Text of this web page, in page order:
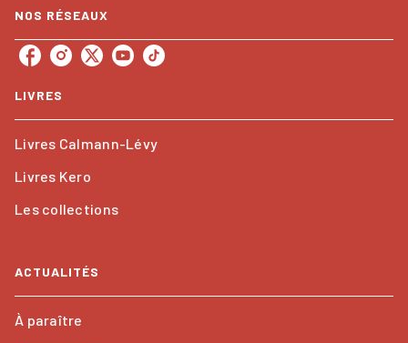
NOS RÉSEAUX
LIVRES
Livres Calmann-Lévy
Livres Kero
Les collections
ACTUALITÉS
À paraître